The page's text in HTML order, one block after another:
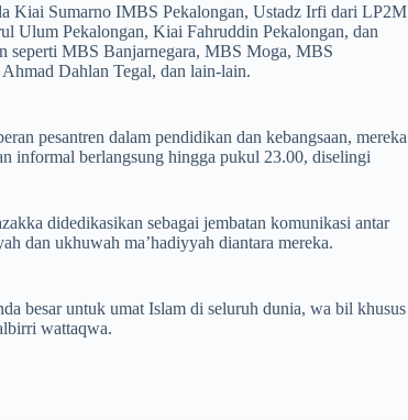
Kiai Sumarno IMBS Pekalongan, Ustadz Irfi dari LP2M
Ulum Pekalongan, Kiai Fahruddin Pekalongan, dan
seperti MBS Banjarnegara, MBS Moga, MBS
Dahlan Tegal, dan lain-lain.
pesantren dalam pendidikan dan kebangsaan, mereka
informal berlangsung hingga pukul 23.00, diselingi
didedikasikan sebagai jembatan komunikasi antar
dan ukhuwah ma’hadiyyah diantara mereka.
besar untuk umat Islam di seluruh dunia, wa bil khusus
wattaqwa.